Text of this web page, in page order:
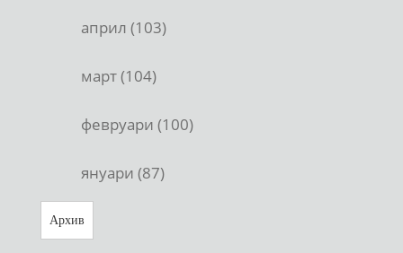
април (103)
март (104)
февруари (100)
януари (87)
Архив